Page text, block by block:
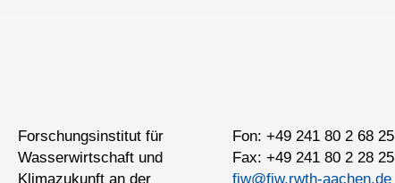
Forschungsinstitut für
Wasserwirtschaft und
Klimazukunft an der
Fon: +49 241 80 2 68 25
Fax: +49 241 80 2 28 25
fiw@fiw.rwth-aachen.de